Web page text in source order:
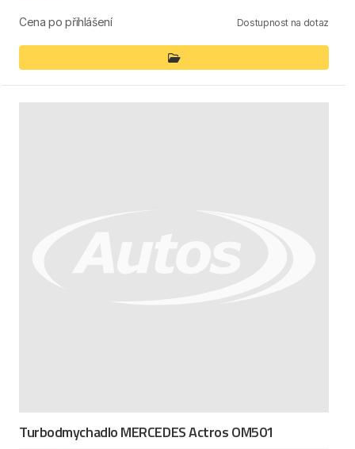
Cena po přihlášení Dostupnost na dotaz
Turbodmychadlo MERCEDES Actros OM501